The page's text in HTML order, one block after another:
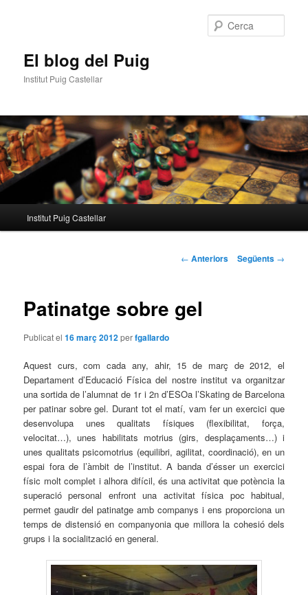
El blog del Puig
Institut Puig Castellar
principal
Institut Puig Castellar
Navegació
entrades
← Anteriors Següents →
Patinatge sobre gel
Publicat el16 març 2012perfgallardo
Aquest curs, com cada any, ahir, 15 de març de 2012, el
Departament d’Educació Física del nostre institut va organitzar
una sortida de l’alumnat de 1r i 2n d’ESOa l’Skating de Barcelona
per patinar sobre gel. Durant tot el matí, vam fer un exercici que
desenvolupa unes qualitats físiques (flexibilitat, força,
velocitat…), unes habilitats motrius (girs, desplaçaments…) i
unes qualitats psicomotrius (equilibri, agilitat, coordinació), en un
espai fora de l’àmbit de l’institut. A banda d’ésser un exercici
físic molt complet i alhora difícil, és una activitat que potència la
superació personal enfront una activitat física poc habitual,
permet gaudir del patinatge amb companys i ens proporciona un
temps de distensió en companyonia que millora la cohesió dels
grups i la socialització en general.